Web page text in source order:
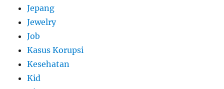
Jepang
Jewelry
Job
Kasus Korupsi
Kesehatan
Kid